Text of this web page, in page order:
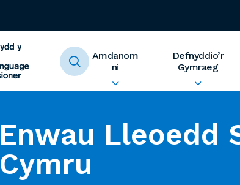
Amdanom
ni
Defnyddio’r
Gymraeg
Enwau Lleoedd
Cymru